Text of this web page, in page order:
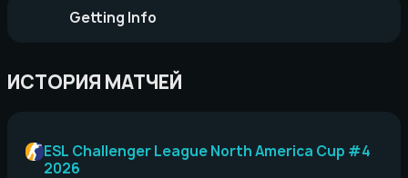
Getting Info
ИСТОРИЯ МАТЧЕЙ
ESL Challenger League North America Cup #4
2026